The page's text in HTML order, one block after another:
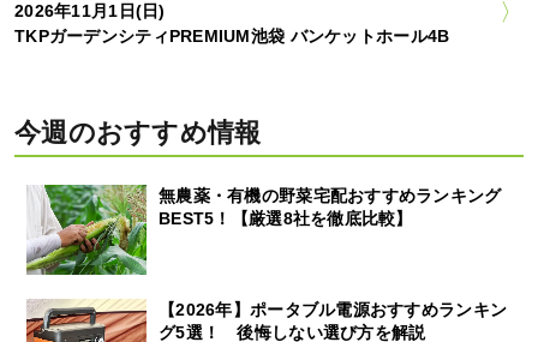
2026年11月1日(日)
TKPガーデンシティPREMIUM池袋 バンケットホール4B
今週のおすすめ情報
無農薬・有機の野菜宅配おすすめランキング
BEST5！【厳選8社を徹底比較】
【2026年】ポータブル電源おすすめランキン
グ5選！ 後悔しない選び方を解説